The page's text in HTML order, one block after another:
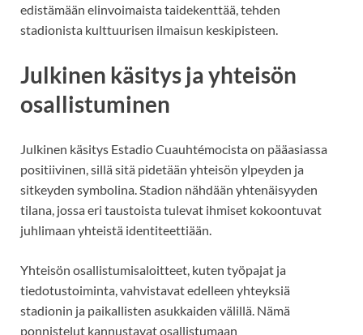
edistämään elinvoimaista taidekenttää, tehden
stadionista kulttuurisen ilmaisun keskipisteen.
Julkinen käsitys ja yhteisön
osallistuminen
Julkinen käsitys Estadio Cuauhtémocista on pääasiassa
positiivinen, sillä sitä pidetään yhteisön ylpeyden ja
sitkeyden symbolina. Stadion nähdään yhtenäisyyden
tilana, jossa eri taustoista tulevat ihmiset kokoontuvat
juhlimaan yhteistä identiteettiään.
Yhteisön osallistumisaloitteet, kuten työpajat ja
tiedotustoiminta, vahvistavat edelleen yhteyksiä
stadionin ja paikallisten asukkaiden välillä. Nämä
ponnistelut kannustavat osallistumaan